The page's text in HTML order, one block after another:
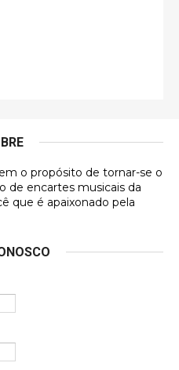
o encarte aqui, me
minha falta, informo
mais contribuições
o propósito de tornar-se o
de encartes musicais da
que é apaixonado pela